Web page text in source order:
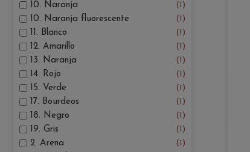
10. Naranja
1
10. Naranja fluorescente
1
11. Blanco
1
12. Amarillo
1
13. Naranja
1
14. Rojo
1
15. Verde
1
17. Bourdeos
1
18. Negro
1
19. Gris
1
2. Arena
1